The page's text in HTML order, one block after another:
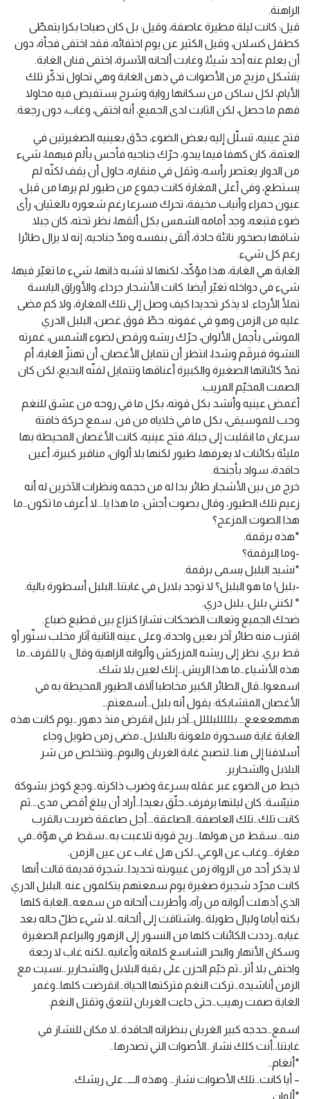
الراهنة.
قيل: كانت ليلة مطيرة عاصفة، وقيل: بل كان صباحا بكرا يتمطّى
كطفل كسلان، وقيل الكثير عن يوم اختفائه، فقد اختفى فجأة، دون
أن يعلم عنه أحد شيئا، وغابت ألحانه الآسرة، اختفى فنان الغابة.
يتشكل مزيج من الأصوات في ذهن الغابة وهي تحاول تذكّر تلك
الأيام، لكل ساكن من سكانها رواية وشرح يستفيض فيه محاولا
فهم ما حصل، لكن الثابت لدى الجميع، أنه اختفى، وغاب، دون رجعة.
فتح عينيه، تسلّل إليه بعض الضوء، حدّق بعينيه الصغيرتين في
العتمة، كان كهفا فيما يبدو، حرّك جناحيه فأحس بألم فيهما، شيء
من الدوار يعتصر رأسه، وثقل في منقاره، حاول أن يقف لكنّه لم
يستطع، وفي أعلى المغارة كانت جموع من طيور لم يرها من قبل،
عيون حمراء وأنياب مخيفة، تحرك مسرعا رغم شعوره بالغثيان، رأى
ضوء فتبعه، وجد أمامه الشمس بكل ألقها، نظر تحته، كان جبلا
شاقها بصخور ناتئة حادة، ألقى بنفسه ومدّ جناحيه، إنه لا يزال طائرا
رغم كل شيء.
الغابة هي الغابة، هذا مؤكّد، لكنها لا تشبه ذاتها، شيء ما تغيّر فيها،
شيء في دواخله تغيّر أيضا. كانت الأشجار جرداء، والأوراق اليابسة
تملأ الأرجاء. لا يذكر تحديدا كيف وصل إلى تلك المغارة، ولا كم مضى
عليه من الزمن وهو في غفوته. حطّ فوق غصن، البلبل الدري
الموشى بأجمل الألوان، حرّك ريشه ورقص لضوء الشمس، غمرته
النشوة فبرقَم وشدا، انتظر أن تتمايل الأغصان، أن تهتزّ الغابة، أم
تمدّ كائناتها الصغيرة والكبيرة أعناقها وتتمايل لفنّه البديع، لكن كان
الصمت المخيّم المريب.
أغمض عينيه وأنشد بكل قوته، بكل ما في روحه من عشق للنغم
وحب للموسيقى، بكل ما في خلاياه من فن. سمع حركة خافتة
سرعان ما انقلبت إلى جبلة، فتح عينيه، كانت الأغصان المحيطة بها
مليئة بكائنات لا يعرفها، طيور لكنها بلا ألوان، مناقير كبيرة، أعين
حاقدة، سواد بأجنحة.
خرج من بين الأشجار طائر بدا له من حجمه ونظرات الآخرين له أنه
زعيم تلك الطيور، وقال بصوت أجش: ما هذا يا….لا أعرف ما تكون…ما
هذا الصوت المزعج؟
*هذه برقمة.
-وما البرقمة؟
*نشيد البلبل يسمى برقمة.
-بلبل! ما هو البلبل؟ لا توجد بلابل في غابتنا…البلبل أسطورة بالية.
* لكنني بلبل..بلبل دري.
ضحك الجميع وتعالت الضحكات نشازا كنزاع بين قطيع ضباع.
اقترب منه طائر آخر بعين واحدة، وعلى عينه الثانية آثار مخلب سنّور أو
قط بري. نظر إلى ريشه المزركش وألوانه الزاهية وقال: يا للقرف…ما
هذه الأشياء…ما هذا الريش…إنك لعين بلا شك.
اسمعوا…قال الطائر الكبير مخاطبا آلاف الطيور المحيطة به في
الأغصان المتشابكة: يقول أنه بلبل…أسمعتم…
هههعععع….بلللللبلللل…آخر بلبل انقرض منذ دهور…يوم كانت هذه
الغابة غابة مسحورة ملعونة بالبلابل…مضى زمن طويل وجاء
أسلافنا إلى هنا…لتصبح غابة الغربان والبوم…وتتخلص من شر
البلابل والشحارير.
خيط من الضوء عبر عقله بسرعة وضرب ذاكرته…وجع كوخز بشوكة
متيبّسة. كان ليلتها يرفرف…حلّق بعيدا…أراد أن يبلغ أقصى مدى….ثم
كانت تلك…تلك العاصفة…الصاعقة….أجل صاعقة ضربت بالقرب
منه….سقط من هولها….ريح قوية تلاعبت به…سقط في هوّة…في
مغارة….وغاب عن الوعي…لكن هل غاب عن عين الزمن.
لا يذكر أحد من الرواة زمن غيبوبته تحديدا…شجرة قديمة قالت أنها
كانت مجرّد شجيرة صغيرة يوم سمعتهم يتكلمون عنه..البلبل الدري
الذي أذهلت ألوانه من رآه، وأطربت ألحانه من سمعه…الغابة كلها
بكته أياما وليال طويلة…واشتاقت إلى ألحانه…لا شيء ظلّ حاله بعد
غيابه…رددت الكائنات كلها من النسور إلى الزهور والبراعم الصغيرة
وسكان الأنهار والبحر الشاسع كلماته وأغانيه…لكنه غاب لا رجعة
واختفى بلا أثر…ثم خيّم الحزن على بقية البلابل والشحارير…نسيت مع
الزمن أناشيده…تركت النغم فتركتها الحياة…انقرضت كلها…وغمر
الغابة صمت رهيب…حتى جاءت الغربان لتنعق وتقتل النغم.
اسمع…حدجه كبير الغربان بنظراته الحاقدة…لا مكان للنشاز في
غابتنا…أنت كلك نشاز…الأصوات التي تصدرها..
*أنغام..
– أيا كانت…تلك الأصوات نشاز… وهذه الـــ…على ريشك.
*ألوان